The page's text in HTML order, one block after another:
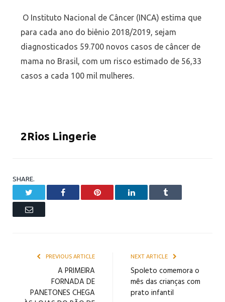
O Instituto Nacional de Câncer (INCA) estima que
para cada ano do biênio 2018/2019, sejam
diagnosticados 59.700 novos casos de câncer de
mama no Brasil, com um risco estimado de 56,33
casos a cada 100 mil mulheres.
2Rios Lingerie
SHARE.
Facebook Pinterest LinkedIn Tumblr
Email
PREVIOUS ARTICLE
A PRIMEIRA
FORNADA DE
PANETONES CHEGA
NEXT ARTICLE
Spoleto comemora o
mês das crianças com
prato infantil